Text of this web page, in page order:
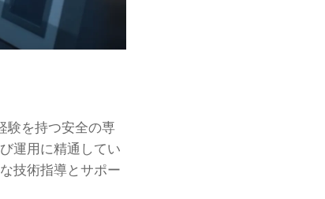
験を持つ安全の専
運用に精通してい
技術指導とサポー